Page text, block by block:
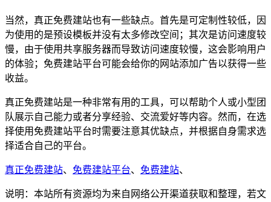
当然，真正免费建站也有一些缺点。首先是可定制性较低，因
为使用的是预设模板并没有太多修改空间；其次是访问速度较
慢，由于使用共享服务器而导致访问速度较慢，这会影响用户
的体验；免费建站平台可能会给你的网站添加广告以获得一些
收益。
真正免费建站是一种非常有用的工具，可以帮助个人或小型团
队展示自己能力或者分享经验、交流爱好等内容。然而，在选
择使用免费建站平台时需要注意其优缺点，并根据自身需求选
择适合自己的平台。
真正免费建站、 免费建站平台、 免费建站、
说明：本站所有资源均为来自网络公开渠道获取和整理，若文